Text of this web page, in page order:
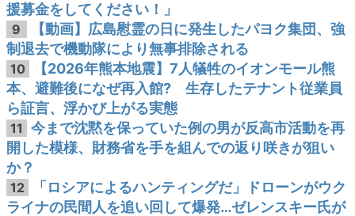
援募金をしてください！」
9
【動画】広島慰霊の日に発生したパヨク集団、強
制退去で機動隊により無事排除される
10
【2026年熊本地震】7人犠牲のイオンモール熊
本、避難後になぜ再入館? 生存したテナント従業員
ら証言、浮かび上がる実態
11
今まで沈黙を保っていた例の男が反高市活動を再
開した模様、財務省を手を組んでの返り咲きが狙い
か？
12
「ロシアによるハンティングだ」ドローンがウク
ライナの民間人を追い回して爆発…ゼレンスキー氏が